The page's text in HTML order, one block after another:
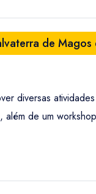
de Magos
diversas
de um